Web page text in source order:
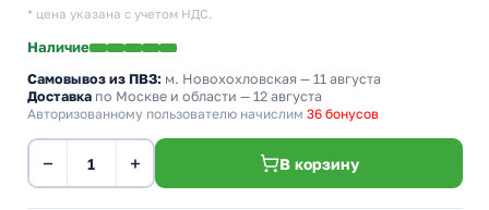
* цена указана с учетом НДС.
Наличие
Самовывоз из ПВЗ: м. Новохохловская — 11 августа
Доставка по Москве и области — 12 августа
Авторизованному пользователю начислим 36 бонусов
− + В корзину